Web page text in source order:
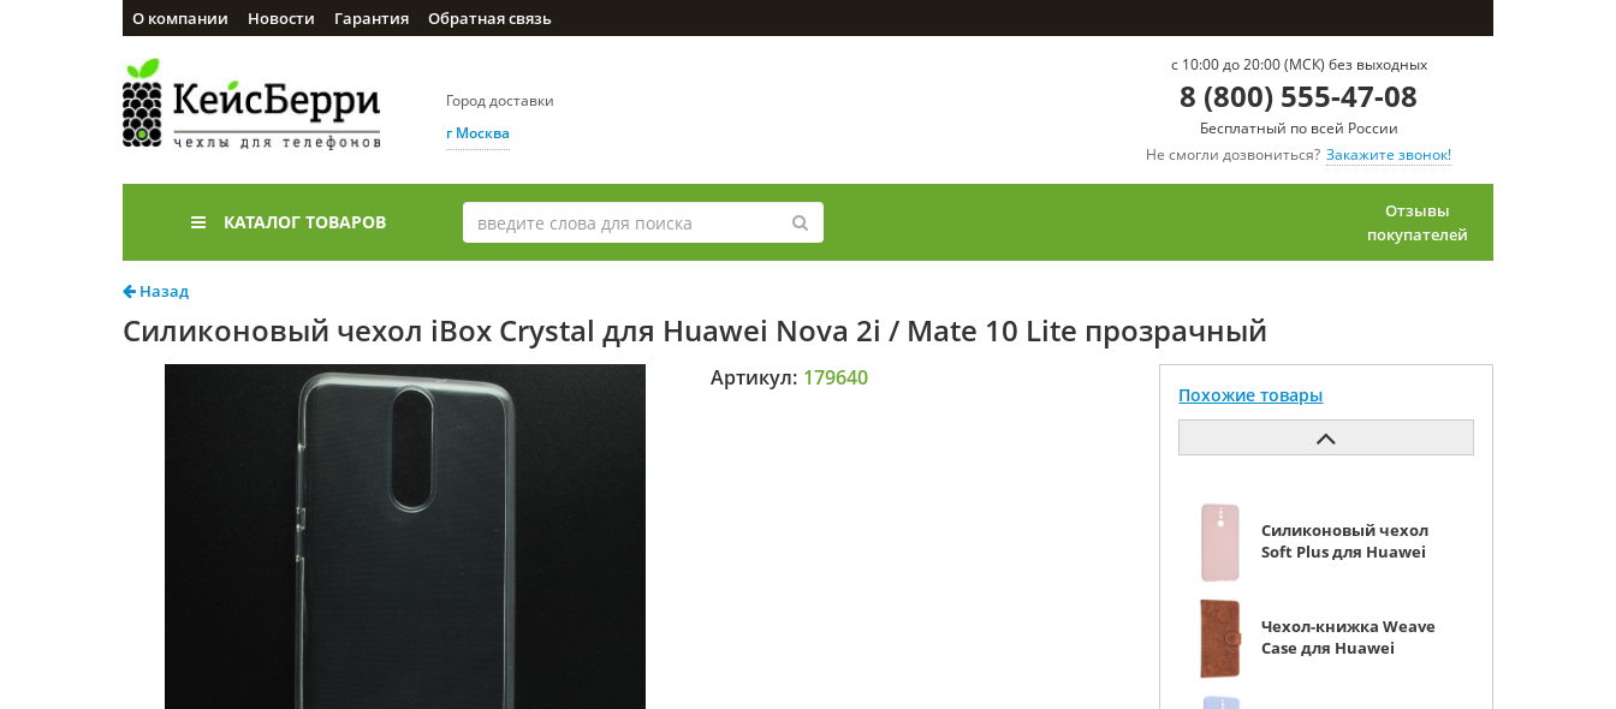
О компании Новости Гарантия Обратная связь
Город доставки
г Москва
c 10:00 до 20:00 (МСК) без выходных
8 (800) 555-47-08
Бесплатный по всей России
Не смогли дозвониться? Закажите звонок!
КАТАЛОГ ТОВАРОВ
Отзывы
покупателей
Назад
Силиконовый чехол iBox Crystal для Huawei Nova 2i / Mate 10 Lite прозрачный
Артикул: 179640
Похожие товары
Силиконовый чехол
Soft Plus для Huawei
Чехол-книжка Weave
Case для Huawei